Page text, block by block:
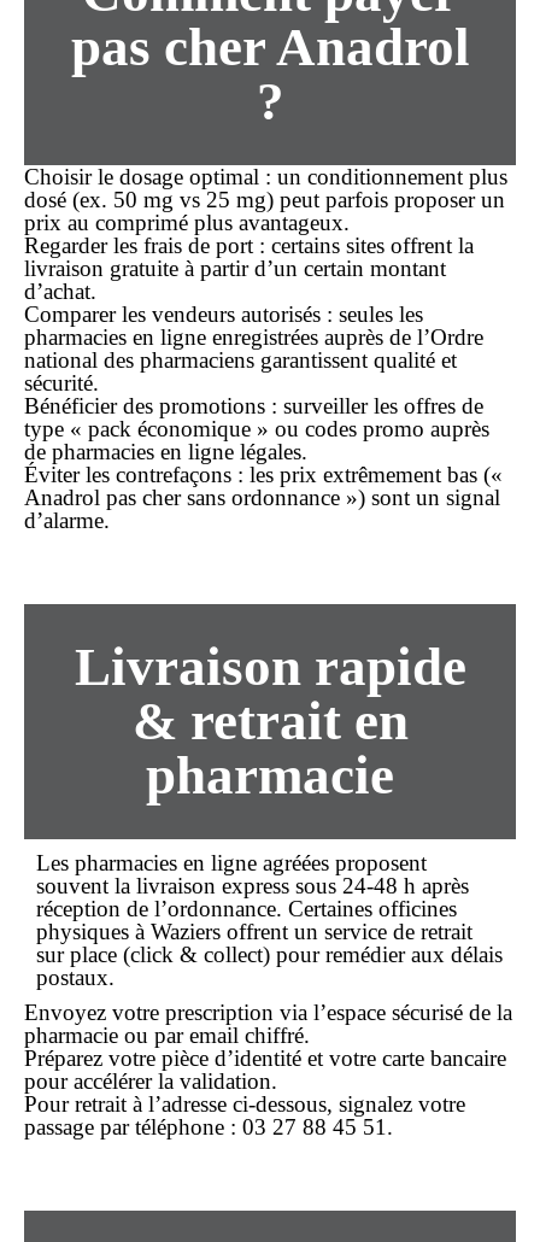
pas cherAnadrol
?
Choisir le dosage optimal : un conditionnement plus
dosé (ex. 50 mg vs 25 mg) peut parfois proposer un
prix au comprimé plus avantageux.
Regarder les frais de port : certains sites offrent la
livraison gratuite à partir d’un certain montant
d’achat.
Comparer les vendeurs autorisés : seules les
pharmacies en ligne enregistrées auprès de l’Ordre
national des pharmaciens garantissent qualité et
sécurité.
Bénéficier des promotions : surveiller les offres de
type « pack économique » ou codes promo auprès
de pharmacies en ligne légales.
Éviter les contrefaçons : les prix extrêmement bas («
Anadrol pas cher sans ordonnance ») sont un signal
d’alarme.
Livraison rapide
& retrait en
pharmacie
Les pharmacies en ligne agréées proposent
souvent la livraison express sous 24-48 h après
réception de l’ordonnance. Certaines officines
physiques à Waziers offrent un service de retrait
sur place (click & collect) pour remédier aux délais
postaux.
Envoyez votre prescription via l’espace sécurisé de la
pharmacie ou par email chiffré.
Préparez votre pièce d’identité et votre carte bancaire
pour accélérer la validation.
Pour retrait à l’adresse ci-dessous, signalez votre
passage par téléphone : 03 27 88 45 51 .